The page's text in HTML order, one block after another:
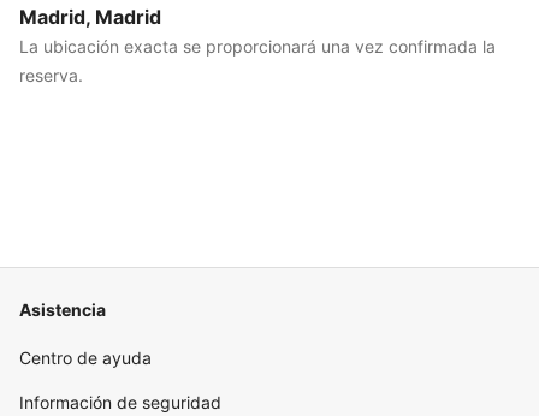
Madrid, Madrid
La ubicación exacta se proporcionará una vez confirmada la
reserva.
Asistencia
Centro de ayuda
Información de seguridad